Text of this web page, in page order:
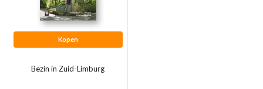
Kopen
Bezin in Zuid-Limburg